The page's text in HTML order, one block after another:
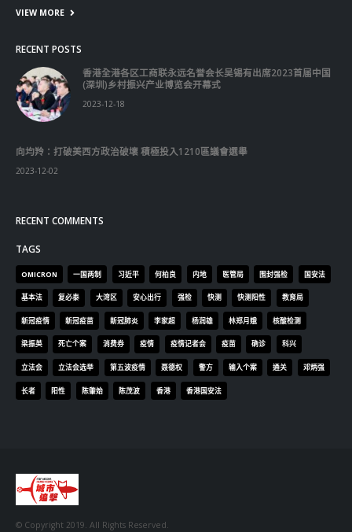
VIEW MORE
RECENT POSTS
香港全港各区工商联永远名誉会长吴锡有出席2023首届中国
(深圳)乡村振兴产业博览会开幕式
2023-12-18
向均羚：打破美西方政治破壞 積極投入1210區議會選舉
2023-12-02
RECENT COMMENTS
TAGS
OMICRON 一国两制 习近平 何柏良 内地 医管局 围封强检 国安法
基本法 复必泰 大湾区 安心出行 强检 快测 快测阳性 教育局
新冠疫情 新冠疫苗 新冠肺炎 李家超 杨润雄 林郑月娥 核酸检测
梁振英 死亡个案 消费券 疫情 疫情记者会 疫苗 确诊 科兴
立法会 立法会选举 第五波疫情 聂德权 警方 输入个案 通关 邓炳强
长者 阳性 陈肇始 陈茂波 香港 香港国安法
© Copyright 2019. All Rights Reserved.